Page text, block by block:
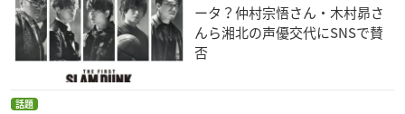
ータ？仲村宗悟さん・木村昴さ
んら湘北の声優交代にSNSで賛
否
話題